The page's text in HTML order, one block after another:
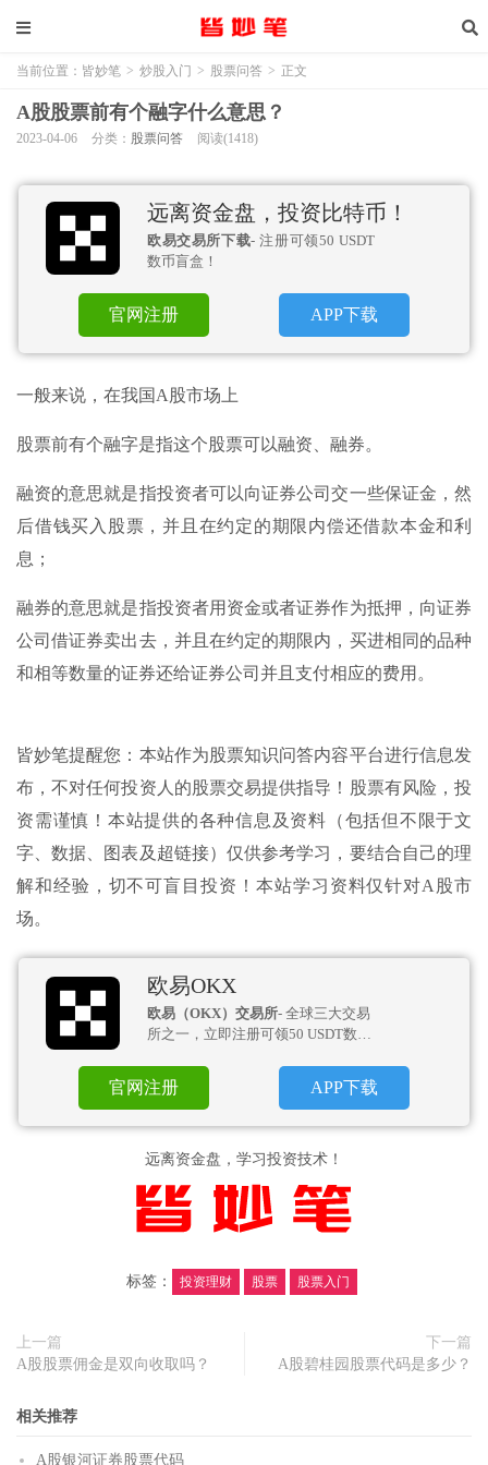
当前位置： 皆妙笔 > 炒股入门 > 股票问答 > 正文
A股股票前有个融字什么意思？
2023-04-06 分类： 股票问答 阅读(1418)
远离资金盘，投资比特币！
欧易交易所下载- 注册可领50 USDT
数币盲盒！
官网注册 APP下载
一般来说，在我国A股市场上
股票前有个融字是指这个股票可以融资、融券。
融资的意思就是指投资者可以向证券公司交一些保证金，然
后借钱买入股票，并且在约定的期限内偿还借款本金和利
息；
融券的意思就是指投资者用资金或者证券作为抵押，向证券
公司借证券卖出去，并且在约定的期限内，买进相同的品种
和相等数量的证券还给证券公司并且支付相应的费用。
皆妙笔提醒您：本站作为股票知识问答内容平台进行信息发
布，不对任何投资人的股票交易提供指导！股票有风险，投
资需谨慎！本站提供的各种信息及资料（包括但不限于文
字、数据、图表及超链接）仅供参考学习，要结合自己的理
解和经验，切不可盲目投资！本站学习资料仅针对A股市
场。
欧易OKX
欧易（OKX）交易所- 全球三大交易
所之一，立即注册可领50 USDT数币
官网注册 APP下载
远离资金盘，学习投资技术！
标签： 投资理财 股票 股票入门
上一篇
A股股票佣金是双向收取吗？
下一篇
A股碧桂园股票代码是多少？
相关推荐
A股银河证券股票代码